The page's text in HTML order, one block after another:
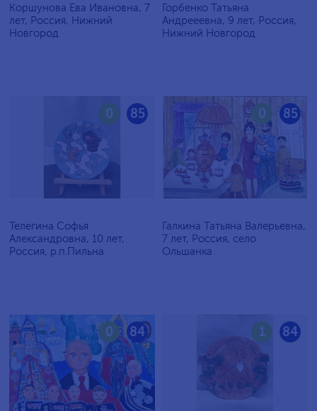
Коршунова Ева Ивановна, 7
лет, Россия, Нижний
Новгород
Горбенко Татьяна
Андрееевна, 9 лет, Россия,
Нижний Новгород
85
0
Телегина Софья
Александровна, 10 лет,
Россия, р.п.Пильна
85
0
Галкина Татьяна Валерьевна,
7 лет, Россия, село
Ольшанка
84
0 84
1